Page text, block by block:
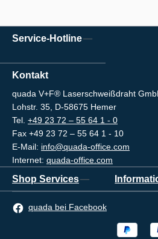
Service-Hotline
Kontakt
quada V+F® Laserschweißdraht
Lohstr. 35, D-58675 Hemer
Tel. +49 23 72 – 55 64 1 - 0
Fax +49 23 72 – 55 64 1 - 10
E-Mail: info@quada-office.com
Internet: quada-office.com
Shop Services
quada bei Facebook